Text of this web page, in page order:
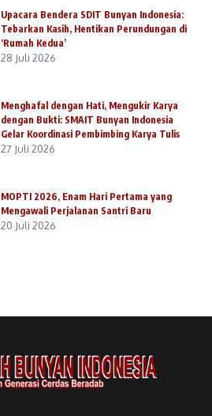
Upacara Bendera SDIT Bunyan Indonesia:
Tebarkan Kasih, Hentikan Perundungan di
‘Rumah Kedua’
28 Juli 2026
Menghafal dengan Hati, Mengukir Karya
dengan Bukti: SMAIT Bunyan Indonesia
Gelar Koordinasi Pembimbing Karya Tulis
27 Juli 2026
MOPTI 2026, Enam Hari Pertama yang
Mengawali Perjalanan Santri Baru
20 Juli 2026